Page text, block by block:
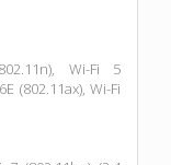
Wi-Fi 5
(802.11ax),Wi-Fi